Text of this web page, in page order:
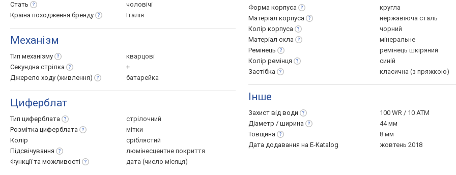
Стать
чоловічі
Країна походження бренду Італія
Механізм
Тип механізму
кварцові
Секундна стрілка
+
Джерело ходу (живлення) батарейка
Циферблат
Тип циферблата
стрілочний
Розмітка циферблата
мітки
Колір
сріблястий
Підсвічування
люмінесцентне покриття
Функції та можливості дата (число місяця)
Форма корпуса
кругла
Матеріал корпуса
нержавіюча сталь
Колір корпуса
чорний
Матеріал скла
мінеральне
Ремінець
ремінець шкіряний
Колір ремінця
синій
Застібка
класична (з пряжкою)
Інше
Захист від води
100 WR / 10 ATM
Діаметр / ширина
44 мм
Товщина
8 мм
Дата додавання на E-Katalog
жовтень 2018